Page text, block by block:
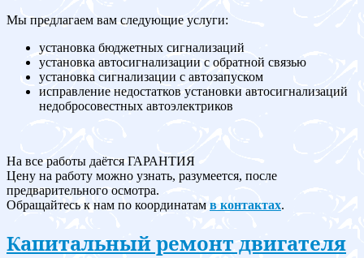
Мы предлагаем вам следующие услуги:
установка бюджетных сигнализаций
установка автосигнализации с обратной связью
установка сигнализации с автозапуском
исправление недостатков установки автосигнализаций
недобросовестных автоэлектриков
На все работы даётся ГАРАНТИЯ
Цену на работу можно узнать, разумеется, после
предварительного осмотра.
Обращайтесь к нам по координатам в контактах.
Капитальный ремонт двигателя